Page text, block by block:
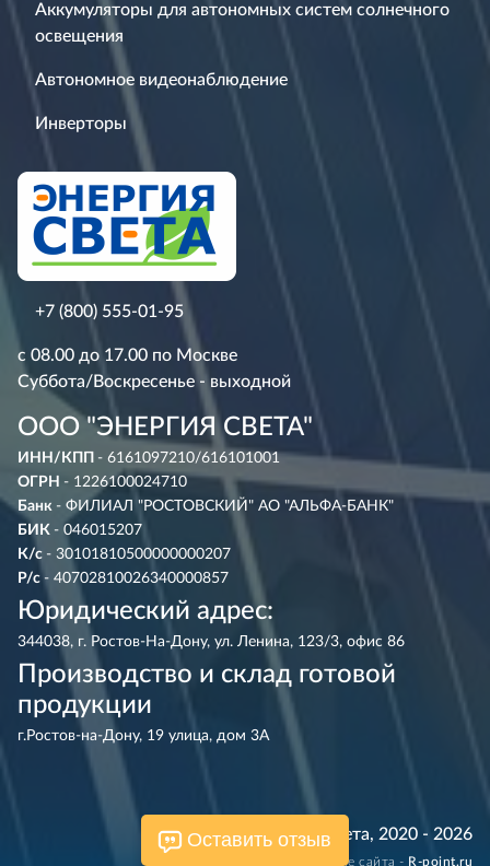
Оставить отзыв
Аккумуляторы для автономных систем солнечного
освещения
Автономное видеонаблюдение
Инверторы
+7 (800) 555-01-95
с 08.00 до 17.00 по Москве
Суббота/Воскресенье - выходной
ООО "ЭНЕРГИЯ СВЕТА"
ИНН/КПП - 6161097210/616101001
ОГРН - 1226100024710
Банк - ФИЛИАЛ "РОСТОВСКИЙ" АО "АЛЬФА-БАНК"
БИК - 046015207
К/с - 30101810500000000207
Р/с - 40702810026340000857
Юридический адрес:
344038, г. Ростов-На-Дону, ул. Ленина, 123/3, офис 86
Производство и склад готовой
продукции
г.Ростов-на-Дону, 19 улица, дом 3А
© Энергия Света, 2020 - 2026
Разработка и сопровождение сайта - R‑point.ru